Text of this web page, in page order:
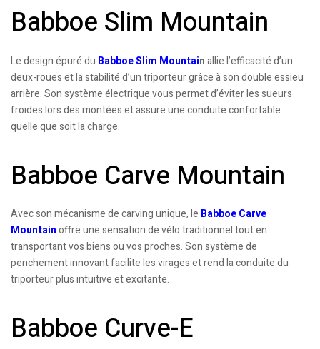
Babboe Slim Mountain
Le design épuré du Babboe Slim Mountainallie l’efficacité d’un
deux-roues et la stabilité d’un triporteur grâce à son double essieu
arrière. Son système électrique vous permet d’éviter les sueurs
froides lors des montées et assure une conduite confortable
quelle que soit la charge.
Babboe Carve Mountain
Avec son mécanisme de carving unique, le Babboe Carve
Mountainoffre une sensation de vélo traditionnel tout en
transportant vos biens ou vos proches. Son système de
penchement innovant facilite les virages et rend la conduite du
triporteur plus intuitive et excitante.
Babboe Curve-E